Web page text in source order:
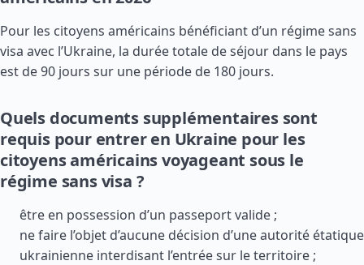
Pour les citoyens américains bénéficiant d’un régime sans
visa avec l’Ukraine, la durée totale de séjour dans le pays
est de 90 jours sur une période de 180 jours.
Quels documents supplémentaires sont
requis pour entrer en Ukraine pour les
citoyens américains voyageant sous le
régime sans visa ?
être en possession d’un passeport valide ;
ne faire l’objet d’aucune décision d’une autorité étatique
ukrainienne interdisant l’entrée sur le territoire ;